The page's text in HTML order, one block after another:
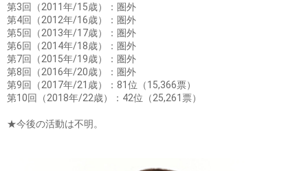
第3回（2011年/15歳）：圏外
第4回（2012年/16歳）：圏外
第5回（2013年/17歳）：圏外
第6回（2014年/18歳）：圏外
第7回（2015年/19歳）：圏外
第8回（2016年/20歳）：圏外
第9回（2017年/21歳）：81位（15,366票）
第10回（2018年/22歳）：42位（25,261票）
★今後の活動は不明。